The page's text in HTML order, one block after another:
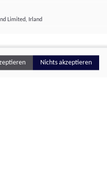
Limited, Irland
Nichts akzeptieren